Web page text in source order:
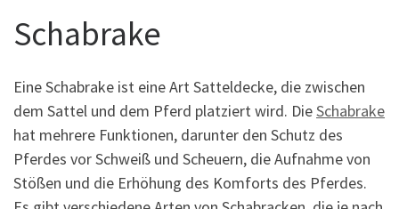
Schabrake
Eine Schabrake ist eine Art Satteldecke, die zwischen
dem Sattel und dem Pferd platziert wird. DieSchabrake
hat mehrere Funktionen, darunter den Schutz des
Pferdes vor Schweiß und Scheuern, die Aufnahme von
Stößen und die Erhöhung des Komforts des Pferdes.